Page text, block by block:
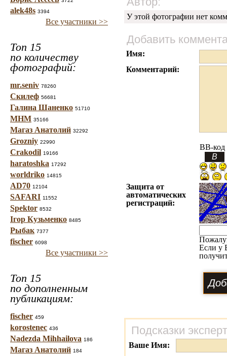
alek48s 3394
Все участники >>
Топ 15
по количеству
фотографий:
mr.seniv 78260
Скилеф 56681
Галина Шаненко 51710
МНМ 35166
Магаз Анатолий 32292
Grozniy 22990
Crakodil 19166
haratoshka 17292
worldriko 14815
AD70 12104
SAFARI 11552
Spektor 8532
Ігор Кузьменко 8485
Рыбак 7377
fischer 6098
Все участники >>
Топ 15
по дополненным
публикациям:
fischer 459
korostenec 436
Nadezda Mihhailova 186
Магаз Анатолий 184
У этой фотографии нет
Добавить
Имя:
Комментарий:
BB-код
Защита от
автоматических
регистраций:
Если у
Подсказки
Ваше Имя: